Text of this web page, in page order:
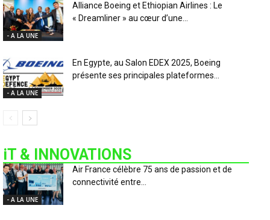
- A LA UNE
Alliance Boeing et Ethiopian Airlines : Le
« Dreamliner » au cœur d’une...
- A LA UNE
En Egypte, au Salon EDEX 2025, Boeing
présente ses principales plateformes...
iT & INNOVATIONS
- A LA UNE
Air France célèbre 75 ans de passion et de
connectivité entre...